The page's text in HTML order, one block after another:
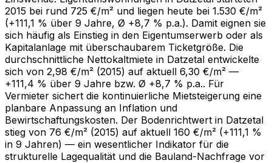
2015 bei rund 725 €/m² und liegen heute bei 1.530 €/m²
(+111,1 % über 9 Jahre, Ø +8,7 % p.a.). Damit eignen sie
sich häufig als Einstieg in den Eigentumserwerb oder als
Kapitalanlage mit überschaubarem Ticketgröße. Die
durchschnittliche Nettokaltmiete in Datzetal entwickelte
sich von 2,98 €/m² (2015) auf aktuell 6,30 €/m² —
+111,4 % über 9 Jahre bzw. Ø +8,7 % p.a.. Für
Vermieter sichert die kontinuierliche Mietsteigerung eine
planbare Anpassung an Inflation und
Bewirtschaftungskosten. Der Bodenrichtwert in Datzetal
stieg von 76 €/m² (2015) auf aktuell 160 €/m² (+111,1 %
in 9 Jahren) — ein wesentlicher Indikator für die
strukturelle Lagequalität und die Bauland-Nachfrage vor